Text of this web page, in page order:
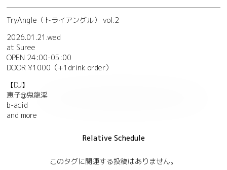
TryAngle（トライアングル） vol.2
2026.01.21.wed
at Suree
OPEN 24:00-05:00
DOOR ¥1000（+1drink order）
【DJ】
恵子@鬼龍淫
b-acid
and more
Relative Schedule
このタグに関連する投稿はありません。